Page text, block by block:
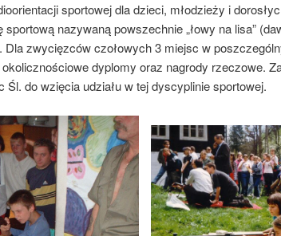
sportowej dla dzieci, młodzieży i
nazywaną powszechnie „łowy na lisa”
Dla zwycięzców czołowych 3 miejsc w
dyplomy oraz nagrody rzeczowe.
do wzięcia udziału w tej dyscyplinie sportowej.